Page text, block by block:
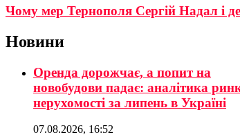
Чому мер Тернополя Сергій Надал і
Новини
Оренда дорожчає, а попит на
новобудови падає: аналітика
нерухомості за липень в Україні
07.08.2026, 16:52